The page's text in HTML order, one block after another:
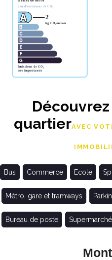
quartierAVEC
Bus Commerce Ecole
Métro, gare et tramways
Bureau de poste Supermarché